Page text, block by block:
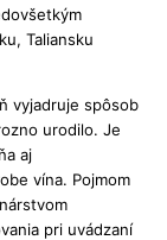
Taliansku
vyjadruje spôsob
urodilo. Je
aj
vína. Pojmom
pri uvádzaní